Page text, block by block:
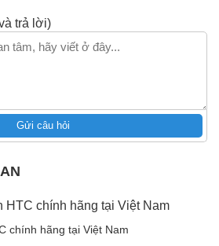
trả lời)
Gửi câu hỏi
chính hãng tại Việt Nam